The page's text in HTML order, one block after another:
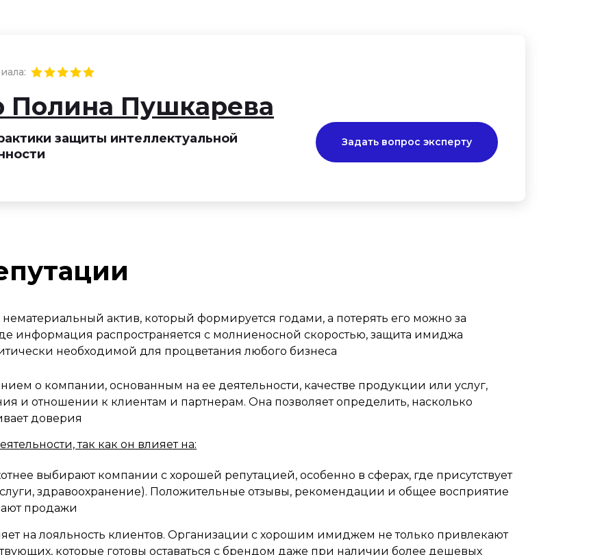
Полина Пушкарева
защиты интеллектуальной
Задать вопрос эксперту
актив, который формируется годами, а потерять его можно за
информация распространяется с молниеносной скоростью, защита имиджа
необходимой для процветания любого бизнеса
о компании, основанным на ее деятельности, качестве продукции или услуг,
и отношении к клиентам и партнерам. Она позволяет определить, насколько
доверия
так как он влияет на:
выбирают компании с хорошей репутацией, особенно в сферах, где присутствует
здравоохранение). Положительные отзывы, рекомендации и общее восприятие
продажи
на лояльность клиентов. Организации с хорошим имиджем не только привлекают
которые готовы оставаться с брендом даже при наличии более дешевых